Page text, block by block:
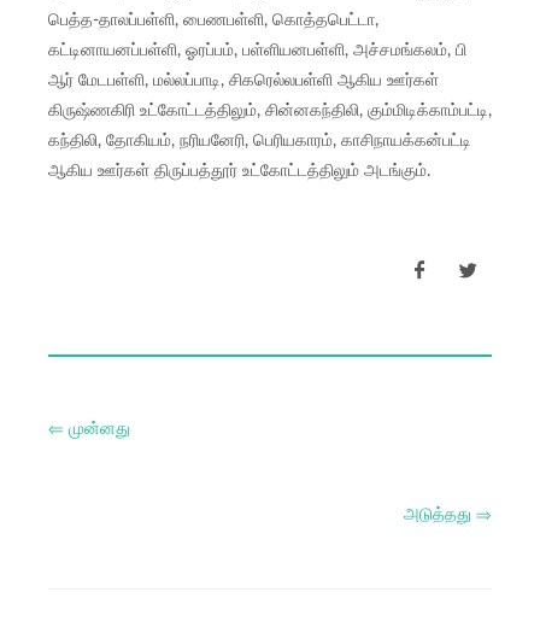
பெத்த-தாலப்பள்ளி, பைணபள்ளி, கொத்தபெட்டா,
கட்டினாயனப்பள்ளி, ஓரப்பம், பள்ளியனபள்ளி, அச்சமங்கலம், பி
ஆர் மேடபள்ளி, மல்லப்பாடி, சிகரெல்லபள்ளி ஆகிய ஊர்கள்
கிருஷ்ணகிரி உட்கோட்டத்திலும், சின்னகந்திலி, கும்மிடிக்காம்பட்டி,
கந்திலி, தோகியம், நரியனேரி, பெரியகாரம், காசிநாயக்கன்பட்டி
ஆகிய ஊர்கள் திருப்பத்தூர் உட்கோட்டத்திலும் அடங்கும்.
⇐ முன்னது
அடுத்தது ⇒